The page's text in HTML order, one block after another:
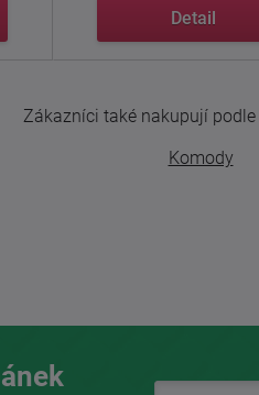
Detail
Zákazníci také nakupují
Komody